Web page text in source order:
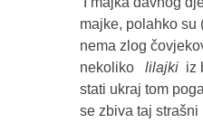
majke, polahko su
nema zlog
nekoliko lilajki iz
stati ukraj tom
se zbiva taj